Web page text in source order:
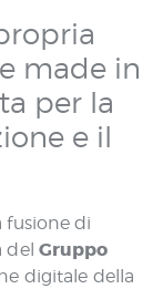
made in
per la
e il
fusione di
del Gruppo
digitale della